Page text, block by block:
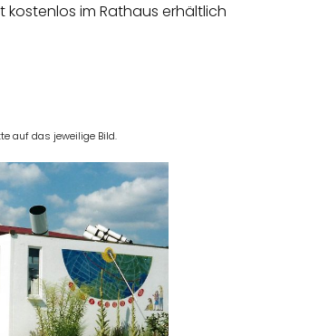
kostenlos im Rathaus erhältlich
auf das jeweilige Bild.